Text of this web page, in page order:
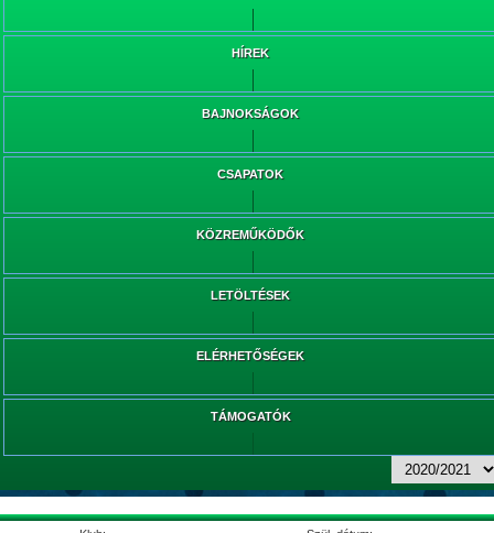
HÍREK
BAJNOKSÁGOK
CSAPATOK
KÖZREMŰKÖDŐK
LETÖLTÉSEK
ELÉRHETŐSÉGEK
TÁMOGATÓK